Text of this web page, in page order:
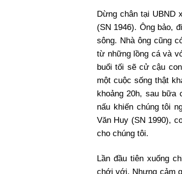
Dừng chân tại UBND
(SN 1946). Ông bảo,
sông. Nhà ông cũng
từ những lồng cá và
buổi tối sẽ cử cậu
một cuộc sống thật
khoảng 20h, sau
nấu khiến chúng tôi
Văn Huy (SN 1990),
cho chúng tôi.
Lần đầu tiên xuống
chới với. Nhưng cảm